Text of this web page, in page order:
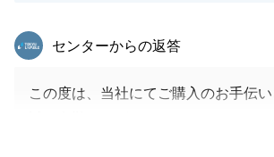
東急リバブル
センターからの返答
この度は、当社にてご購入のお手伝